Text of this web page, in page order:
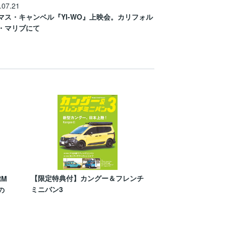
ス・キャンベル『YI-WO』上映会。カリフォル
マリブにて
【限定特典付】カングー＆フレンチ
ミニバン3